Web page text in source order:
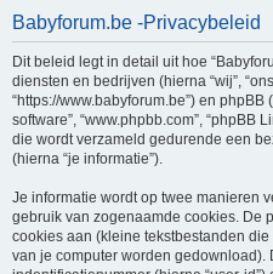
Babyforum.be -Privacybeleid
Dit beleid legt in detail uit hoe
diensten en bedrijven (hierna “wij”,
“https://www.babyforum.be”) en phpBB
software”, “www.phpbb.com”, “phpBB
die wordt verzameld gedurende een
(hierna “je informatie”).
Je informatie wordt op twee manieren
gebruik van zogenaamde cookies. De
cookies aan (kleine tekstbestanden
van je computer worden gedownload).